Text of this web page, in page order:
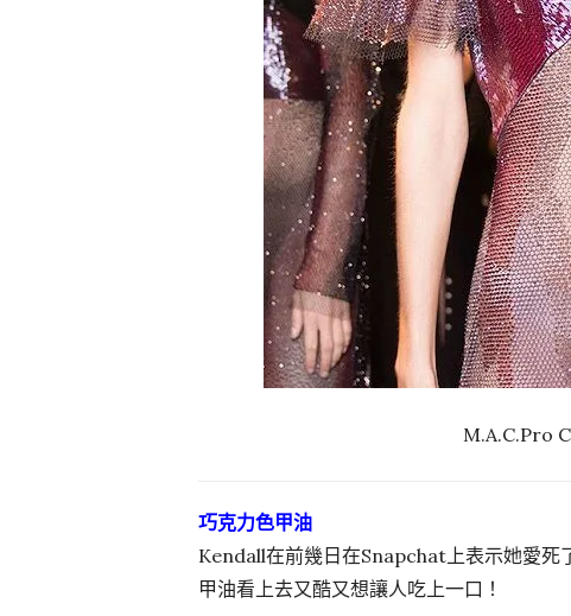
M.A.C.Pro
巧克力色甲油
Kendall在前幾日在Snapchat上表示她愛死
甲油看上去又酷又想讓人吃上一口！